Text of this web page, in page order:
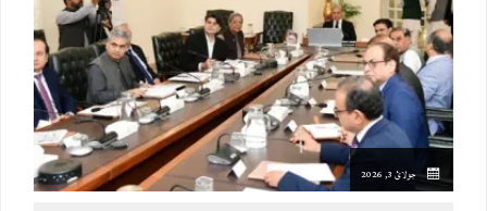
جولائ 3, 2026